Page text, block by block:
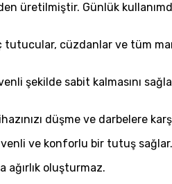
üretilmiştir. Günlük
tutucular, cüzdanlar ve tüm
şekilde sabit kalmasını
düşme ve darbelere
ve konforlu bir tutuş sağlar.
oluşturmaz.